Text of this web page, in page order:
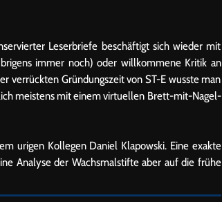
Leserbriefe beschäftigt sich wieder mit
immer noch) oder willkommene Kritik an
verrückten Gründungszeit von ST-E wusste man
meistens mit einem virtuellen Brett-mit-Nagel-
urigen Kollegen Daniel Klapowski. Eine exakte
Analyse der Wachsmalstifte aber auf die frühe